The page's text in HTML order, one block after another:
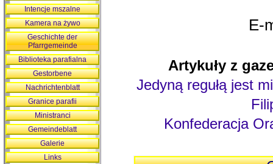
E-
Artykuły z
Jedyną regułą jest
Konfederacja
Intencje mszalne
Kamera na żywo
Geschichte der
Pfarrgemeinde
Biblioteka parafialna
Gestorbene
Nachrichtenblatt
Granice parafii
Ministranci
Gemeindeblatt
Galerie
Links